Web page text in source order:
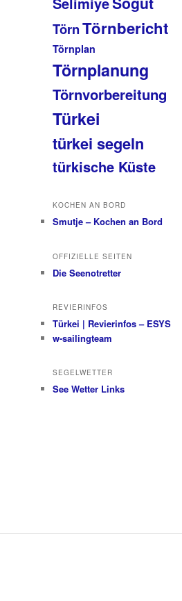
TörnTörnbericht
Törnplan
Törnplanung
Törnvorbereitung
Türkei
türkei segeln
türkische Küste
KOCHEN AN BORD
Smutje – Kochen an Bord
OFFIZIELLE SEITEN
Die Seenotretter
REVIERINFOS
Türkei | Revierinfos – ESYS
w-sailingteam
SEGELWETTER
See Wetter Links